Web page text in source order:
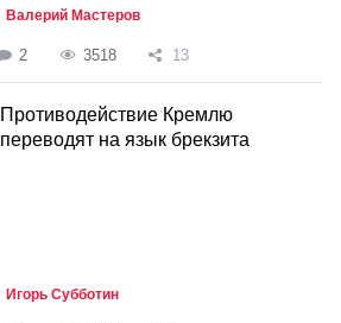
Валерий Мастеров
2 3518 13
Противодействие Кремлю
переводят на язык брекзита
Игорь Субботин